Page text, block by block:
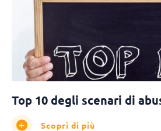
Top 10 degli scenari di
Scopri di più